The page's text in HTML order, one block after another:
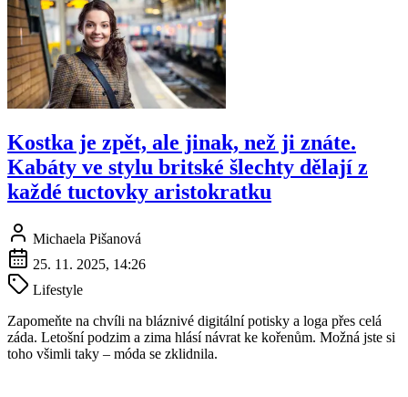
Kostka je zpět, ale jinak, než ji znáte.
Kabáty ve stylu britské šlechty dělají z
každé tuctovky aristokratku
Michaela Pišanová
25. 11. 2025, 14:26
Lifestyle
Zapomeňte na chvíli na bláznivé digitální potisky a loga přes celá
záda. Letošní podzim a zima hlásí návrat ke kořenům. Možná jste si
toho všimli taky – móda se zklidnila.